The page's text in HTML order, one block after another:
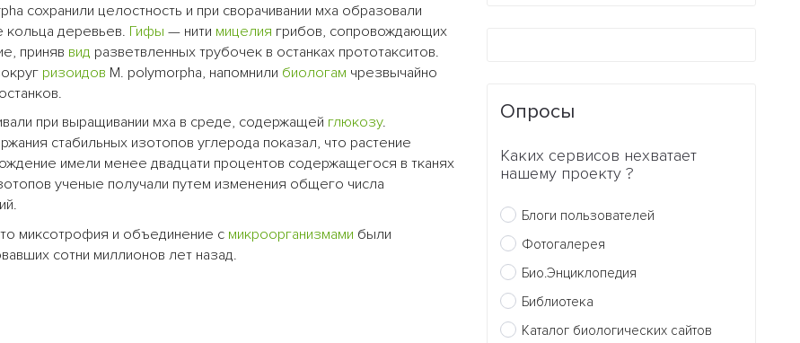
сохранили целостность и при сворачивании мха образовали
кольца деревьев. Гифы — нити мицелия грибов, сопровождающих
приняв вид разветвленных трубочек в останках прототакситов.
ризоидов M. polymorpha, напомнили биологам чрезвычайно
при выращивании мха в среде, содержащей глюкозу.
стабильных изотопов углерода показал, что растение
имели менее двадцати процентов содержащегося в тканях
ученые получали путем изменения общего числа
миксотрофия и объединение с микроорганизмами были
сотни миллионов лет назад.
Опросы
Каких сервисов нехватает
нашему проекту ?
Блоги пользователей
Фотогалерея
Био.Энциклопедия
Библиотека
Каталог биологических сайтов